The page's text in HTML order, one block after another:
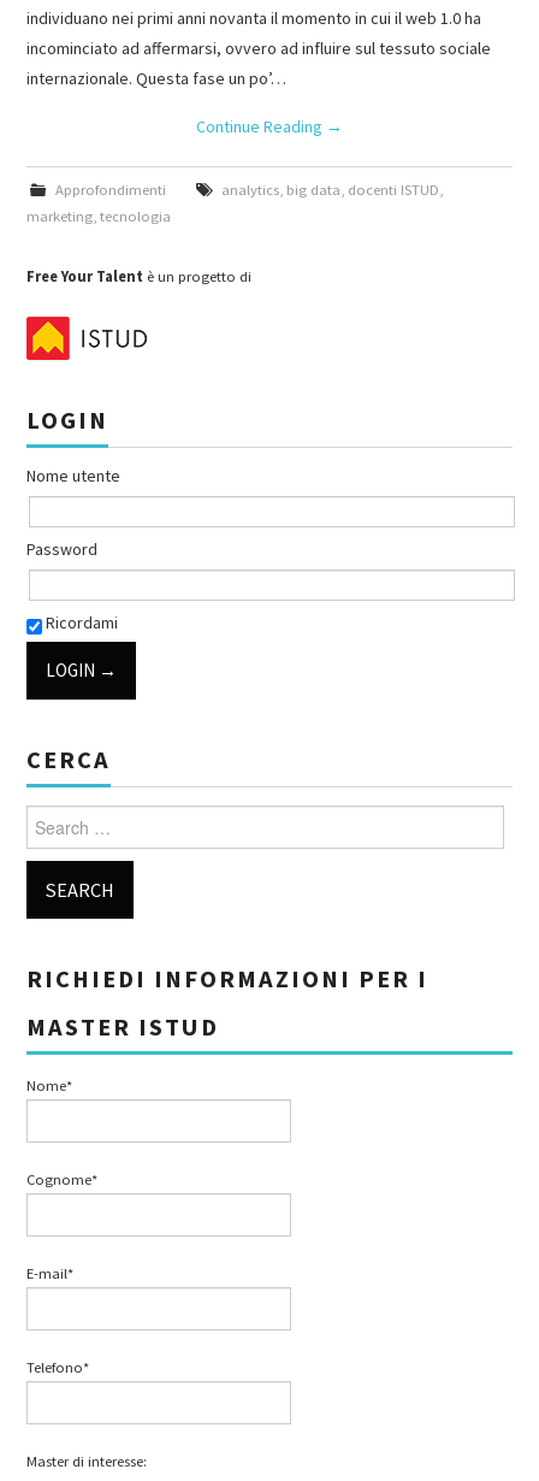
individuano nei primi anni novanta il momento in cui il web 1.0 ha
incominciato ad affermarsi, ovvero ad influire sul tessuto sociale
internazionale. Questa fase un po’…
Continue Reading →
Approfondimenti analytics, big data docenti ISTUD
marketing ,tecnologia
Free Your Talent è un progetto di
LOGIN
Nome utente
Password
Ricordami
CERCA
Search for:
RICHIEDI INFORMAZIONI PER I
MASTER ISTUD
Nome*
Cognome*
E-mail*
Telefono*
Master di interesse: